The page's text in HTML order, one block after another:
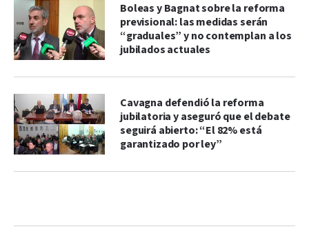
Boleas y Bagnat sobre la reforma
previsional: las medidas serán
“graduales” y no contemplan a los
jubilados actuales
Cavagna defendió la reforma
jubilatoria y aseguró que el debate
seguirá abierto: “El 82% está
garantizado por ley”